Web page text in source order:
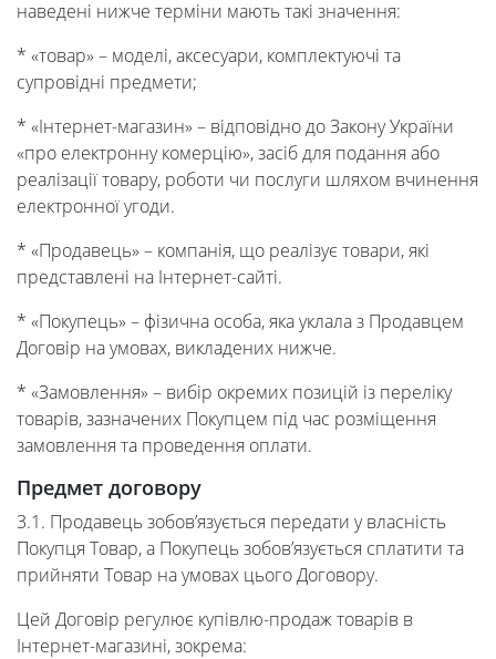
наведені нижче терміни мають такі значення:
* «товар» – моделі, аксесуари, комплектуючі та
супровідні предмети;
* «Інтернет-магазин» – відповідно до Закону України
«про електронну комерцію», засіб для подання або
реалізації товару, роботи чи послуги шляхом вчинення
електронної угоди.
* «Продавець» – компанія, що реалізує товари, які
представлені на Інтернет-сайті.
* «Покупець» – фізична особа, яка уклала з Продавцем
Договір на умовах, викладених нижче.
* «Замовлення» – вибір окремих позицій із переліку
товарів, зазначених Покупцем під час розміщення
замовлення та проведення оплати.
Предмет договору
3.1. Продавець зобов’язується передати у власність
Покупця Товар, а Покупець зобов’язується сплатити та
прийняти Товар на умовах цього Договору.
Цей Договір регулює купівлю-продаж товарів в
Інтернет-магазині, зокрема: